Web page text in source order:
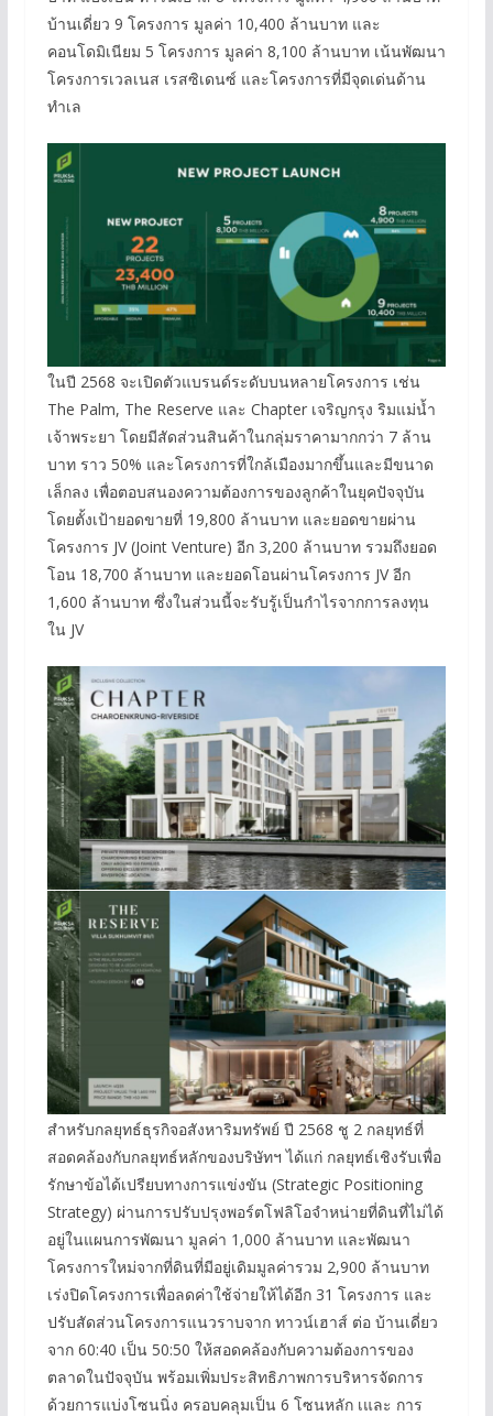
บ้านเดี่ยว 9 โครงการ มูลค่า 10,400 ล้านบาท และ
คอนโดมิเนียม 5 โครงการ มูลค่า 8,100 ล้านบาท เน้นพัฒนา
โครงการเวลเนส เรสซิเดนซ์ และโครงการที่มีจุดเด่นด้าน
ทำเล
ในปี 2568 จะเปิดตัวแบรนด์ระดับบนหลายโครงการ เช่น
The Palm, The Reserve และ Chapter เจริญกรุง ริมแม่น้ำ
เจ้าพระยา โดยมีสัดส่วนสินค้าในกลุ่มราคามากกว่า 7 ล้าน
บาท ราว 50% และโครงการที่ใกล้เมืองมากขึ้นและมีขนาด
เล็กลง เพื่อตอบสนองความต้องการของลูกค้าในยุคปัจจุบัน
โดยตั้งเป้ายอดขายที่ 19,800 ล้านบาท และยอดขายผ่าน
โครงการ JV (Joint Venture) อีก 3,200 ล้านบาท รวมถึงยอด
โอน 18,700 ล้านบาท และยอดโอนผ่านโครงการ JV อีก
1,600 ล้านบาท ซึ่งในส่วนนี้จะรับรู้เป็นกำไรจากการลงทุน
ใน JV
สำหรับกลยุทธ์ธุรกิจอสังหาริมทรัพย์ ปี 2568 ชู 2 กลยุทธ์ที่
สอดคล้องกับกลยุทธ์หลักของบริษัทฯ ได้แก่ กลยุทธ์เชิงรับเพื่อ
รักษาข้อได้เปรียบทางการแข่งขัน (Strategic Positioning
Strategy) ผ่านการปรับปรุงพอร์ตโฟลิโอจำหน่ายที่ดินที่ไม่ได้
อยู่ในแผนการพัฒนา มูลค่า 1,000 ล้านบาท และพัฒนา
โครงการใหม่จากที่ดินที่มีอยู่เดิมมูลค่ารวม 2,900 ล้านบาท
เร่งปิดโครงการเพื่อลดค่าใช้จ่ายให้ได้อีก 31 โครงการ และ
ปรับสัดส่วนโครงการแนวราบจาก ทาวน์เฮาส์ ต่อ บ้านเดี่ยว
จาก 60:40 เป็น 50:50 ให้สอดคล้องกับความต้องการของ
ตลาดในปัจจุบัน พร้อมเพิ่มประสิทธิภาพการบริหารจัดการ
ด้วยการแบ่งโซนนิ่ง ครอบคลุมเป็น 6 โซนหลัก เและ การ